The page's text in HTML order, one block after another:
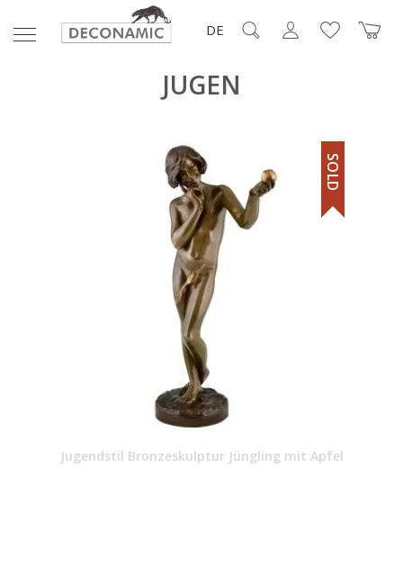
DE
JUGEN
Jugendstil Bronzeskulptur Jüngling mit Apfel
SOLD